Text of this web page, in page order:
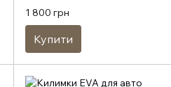
1 800 грн
Купити